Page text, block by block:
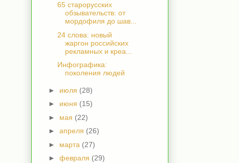
65 старорусских
обзывательств: от
мордофиля до шав...
24 слова: новый
жаргон российских
рекламных и креа...
Инфографика:
поколения людей
► июля (28)
► июня (15)
► мая (22)
► апреля (26)
► марта (27)
► февраля (29)